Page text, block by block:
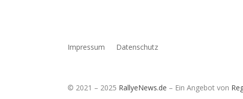
Impressum Datenschutz
© 2021 – 2025 RallyeNews.de – Ein Angebot von